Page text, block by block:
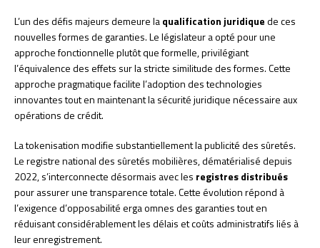
L’un des défis majeurs demeure laqualification juridiquede ces
nouvelles formes de garanties. Le législateur a opté pour une
approche fonctionnelle plutôt que formelle, privilégiant
l’équivalence des effets sur la stricte similitude des formes. Cette
approche pragmatique facilite l’adoption des technologies
innovantes tout en maintenant la sécurité juridique nécessaire aux
opérations de crédit.
La tokenisation modifie substantiellement la publicité des sûretés.
Le registre national des sûretés mobilières, dématérialisé depuis
2022, s’interconnecte désormais avec les registres distribués
pour assurer une transparence totale. Cette évolution répond à
l’exigence d’opposabilité erga omnes des garanties tout en
réduisant considérablement les délais et coûts administratifs liés à
leur enregistrement.